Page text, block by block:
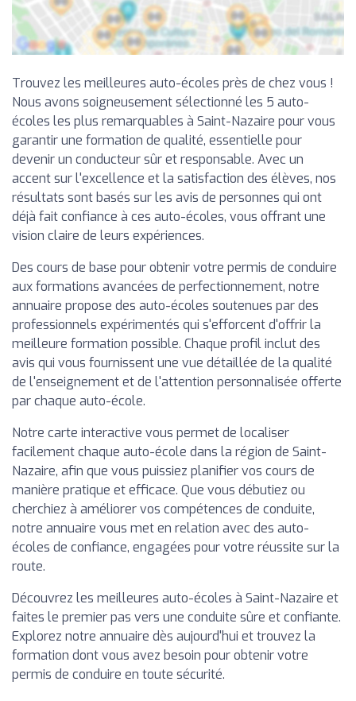
Trouvez les meilleures auto-écoles près de chez vous !
Nous avons soigneusement sélectionné les 5 auto-
écoles les plus remarquables à Saint-Nazaire pour vous
garantir une formation de qualité, essentielle pour
devenir un conducteur sûr et responsable. Avec un
accent sur l'excellence et la satisfaction des élèves, nos
résultats sont basés sur les avis de personnes qui ont
déjà fait confiance à ces auto-écoles, vous offrant une
vision claire de leurs expériences.
Des cours de base pour obtenir votre permis de conduire
aux formations avancées de perfectionnement, notre
annuaire propose des auto-écoles soutenues par des
professionnels expérimentés qui s'efforcent d'offrir la
meilleure formation possible. Chaque profil inclut des
avis qui vous fournissent une vue détaillée de la qualité
de l'enseignement et de l'attention personnalisée offerte
par chaque auto-école.
Notre carte interactive vous permet de localiser
facilement chaque auto-école dans la région de Saint-
Nazaire, afin que vous puissiez planifier vos cours de
manière pratique et efficace. Que vous débutiez ou
cherchiez à améliorer vos compétences de conduite,
notre annuaire vous met en relation avec des auto-
écoles de confiance, engagées pour votre réussite sur la
route.
Découvrez les meilleures auto-écoles à Saint-Nazaire et
faites le premier pas vers une conduite sûre et confiante.
Explorez notre annuaire dès aujourd'hui et trouvez la
formation dont vous avez besoin pour obtenir votre
permis de conduire en toute sécurité.